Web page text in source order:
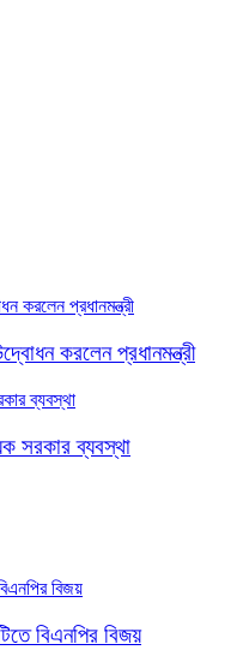
করলেন প্রধানমন্ত্রী
সরকার ব্যবস্থা
বিএনপির বিজয়